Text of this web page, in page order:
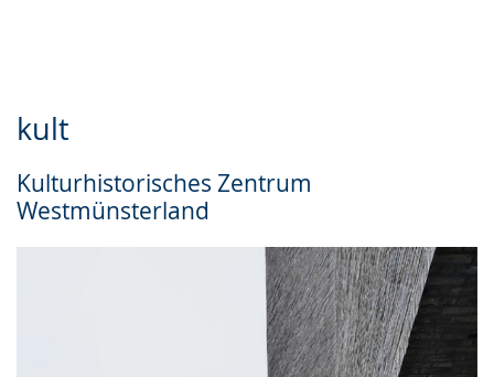
kult
Kulturhistorisches Zentrum
Westmünsterland